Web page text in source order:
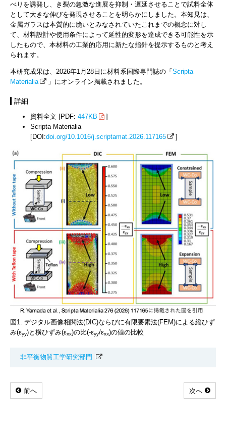
べりを誘発し、き裂の急激な進展を抑制・遅延させることで試料全体
として大きな伸びを発現させることを明らかにしました。本知見は、
金属ガラスは本質的に脆いとみなされていたこれまでの概念に対し
て、材料設計や使用条件によって延性的変形を達成できる可能性を示
したもので、本材料の工業的応用に新たな指針を提示するものと考え
られます。
本研究成果は、2026年1月28日に材料系国際専門誌の「 Scripta
Materialia
」にオンライン掲載されました。
詳細
資料全文 [PDF: 447KB
]
Scripta Materialia
[DOI:doi.org/10.1016/j.scriptamat.2026.117165 ]
図1. デジタル画像相関法(DIC)ならびに有限要素法(FEM)による縦ひず
み(εyy)と横ひずみ(εxx)の比(-εyy/εxx)の値の比較
非平衡物質工学研究部門
前へ 次へ